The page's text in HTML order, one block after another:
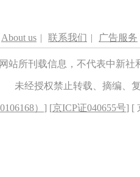
About us | 联系我们 | 广告服务
站所刊载信息，不代表中新
未经授权禁止转载、摘编、
） ] [京ICP证040655号] [